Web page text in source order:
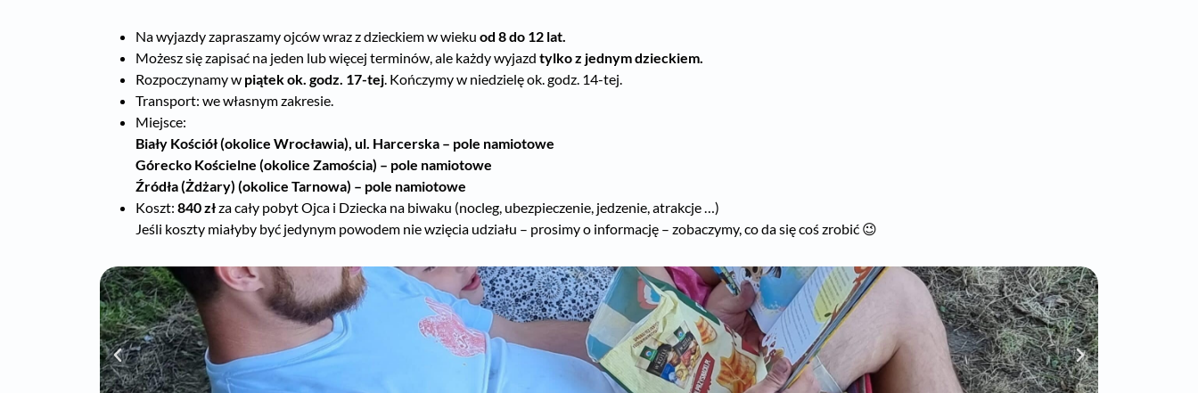
Na wyjazdy zapraszamy ojców wraz z dzieckiem w wieku od 8 do 12 lat.
Możesz się zapisać na jeden lub więcej terminów, ale każdy wyjazd tylko z jednym dzieckiem.
Rozpoczynamy w piątek ok. godz. 17-tej. Kończymy w niedzielę ok. godz. 14-tej.
Transport: we własnym zakresie.
Miejsce:
Biały Kościół (okolice Wrocławia), ul. Harcerska – pole namiotowe
Górecko Kościelne (okolice Zamościa) – pole namiotowe
Źródła (Żdżary) (okolice Tarnowa) – pole namiotowe
Koszt: 840 złza cały pobyt Ojca i Dziecka na biwaku (nocleg, ubezpieczenie, jedzenie, atrakcje …)
Jeśli koszty miałyby być jedynym powodem nie wzięcia udziału – prosimy o informację – zobaczymy, co da się coś zrobić 😉